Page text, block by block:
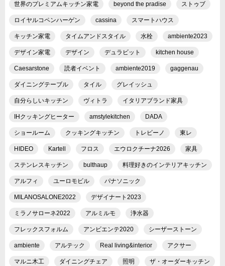
世界のプレミアムキッチン家電 beyond the pradise ストゥブ
ロイヤルコペンハーゲン cassina スマートハウス
キッチン家電 タイムアンドスタイル 水栓 ambiente2023
デザイン家電 デザイン デュラビット kitchen house
Caesarstone 読者イベント ambiente2019 gaggenau
ダイニングテーブル タイル グレイッシュ
自分らしいキッチン ヴィトラ イタリアブランド家具
IHクッキングヒーター amstylekitchen DADA
ショールーム クッキングキッチン トレビーノ 東レ
HIDEO Kartell フロス エウロクチーナ2026 家具
ステンレスキッチン bulthaup 料理好きのインテリアキッチン
アルフィ ユーロモビル パナソニック
MILANOSALONE2022 デザイナート2023
ミラノサローネ2022 アルミルモ 浄水器
フレックスフォルム アンビエンテ2020 シーザーストーン
ambiente アルテック Real living&interior アクサー
マルニ木工 ダイニングチェア 照明 ザ・オーダーキッチン